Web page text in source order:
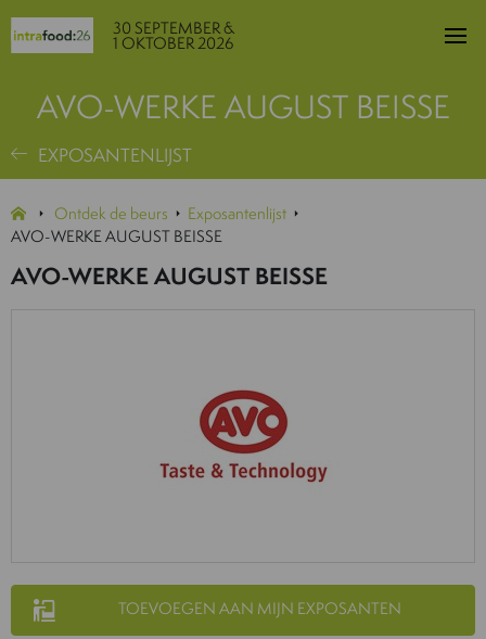
30 SEPTEMBER &
1 OKTOBER 2026
AVO-WERKE AUGUST BEISSE
EXPOSANTENLIJST
Ontdek de beurs
Exposantenlijst
AVO-WERKE AUGUST BEISSE
AVO-WERKE AUGUST BEISSE
TOEVOEGEN AAN MIJN EXPOSANTEN